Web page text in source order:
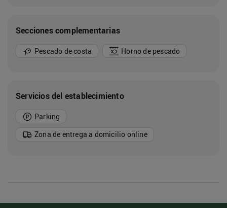
Secciones complementarias
Pescado de costa Horno de pescado
Servicios del establecimiento
Parking
Zona de entrega a domicilio online